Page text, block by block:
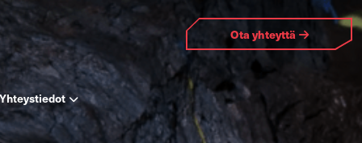
Ota yh­teyt­tä
Yh­teys­tie­dot